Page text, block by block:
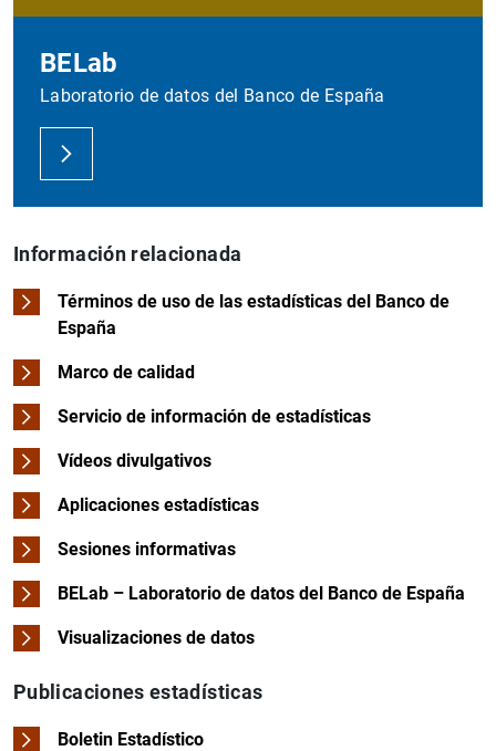
BELab
Laboratorio de datos del Banco de España
Información relacionada
Términos de uso de las estadísticas del Banco de
España
Marco de calidad
Servicio de información de estadísticas
Vídeos divulgativos
Aplicaciones estadísticas
Sesiones informativas
BELab – Laboratorio de datos del Banco de España
Visualizaciones de datos
Publicaciones estadísticas
Boletin Estadístico